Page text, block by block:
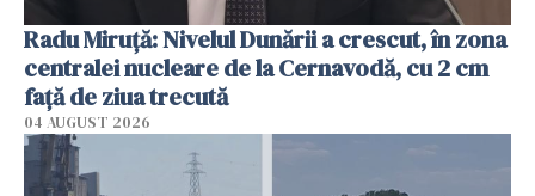
Radu Miruţă: Nivelul Dunării a crescut, în zona
centralei nucleare de la Cernavodă, cu 2 cm
faţă de ziua trecută
04 AUGUST 2026